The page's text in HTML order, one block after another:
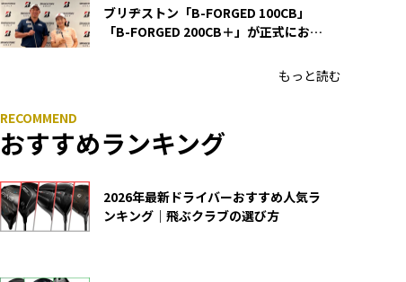
ブリヂストン「B-FORGED 100CB」
「B-FORGED 200CB＋」が正式にお披
もっと読む
おすすめランキング
2026年最新ドライバーおすすめ人気ラ
ンキング｜飛ぶクラブの選び方